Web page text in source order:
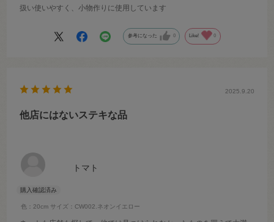
扱い使いやすく、小物作りに使用しています
参考になった 0 Like! 0
トマト
色：20cm サイズ：CW002.ネオンイエロー
2025.9.20
他店にはないステキな品